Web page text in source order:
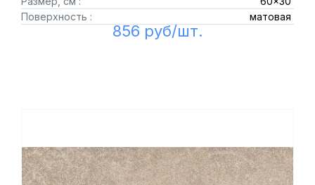
Поверхность :
матовая
856 руб/шт.